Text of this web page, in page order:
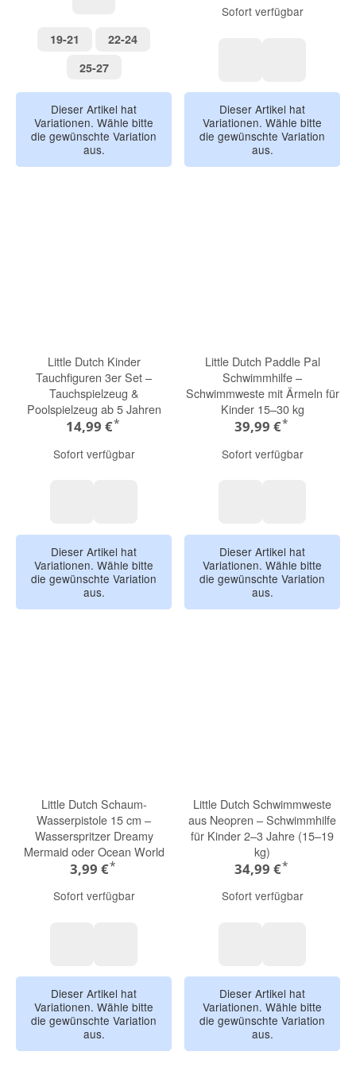
19-21
22-2422-24
25-2725-27
Dieser Artikel hat
Variationen. Wähle bitte
die gewünschte Variation
aus.
Sofort verfügbar
Dieser Artikel hat
Variationen. Wähle bitte
die gewünschte Variation
aus.
Little Dutch Kinder
Tauchfiguren 3er Set –
Tauchspielzeug &
Poolspielzeug ab 5 Jahren
14,99 €*
Sofort verfügbar
Dieser Artikel hat
Variationen. Wähle bitte
die gewünschte Variation
aus.
Little Dutch Paddle Pal
Schwimmhilfe –
Schwimmweste mit Ärmeln für
Kinder 15–30 kg
39,99 €*
Sofort verfügbar
Dieser Artikel hat
Variationen. Wähle bitte
die gewünschte Variation
aus.
Little Dutch Schaum-
Wasserpistole 15 cm –
Wasserspritzer Dreamy
Mermaid oder Ocean World
3,99 €*
Sofort verfügbar
Dieser Artikel hat
Variationen. Wähle bitte
die gewünschte Variation
aus.
Little Dutch Schwimmweste
aus Neopren – Schwimmhilfe
für Kinder 2–3 Jahre (15–19
kg)
34,99 €*
Sofort verfügbar
Dieser Artikel hat
Variationen. Wähle bitte
die gewünschte Variation
aus.